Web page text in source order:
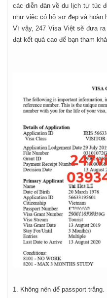
các diễn đàn về du lịch tự túc
như việc có hồ sơ đẹp và hoàn
Vì vậy, 247 Visa Việt sẽ đưa
đạt kết quả cao để bạn tham
1. Không nên để passport trắng.